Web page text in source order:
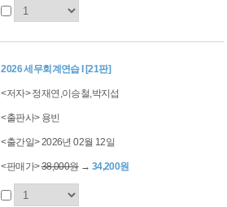
2026 세무회계연습 I [21판]
<저자> 정재연,이승철,박지섭
<출판사> 용빈
<출간일> 2026년 02월 12일
<판매가>38,000원→ 34,200원